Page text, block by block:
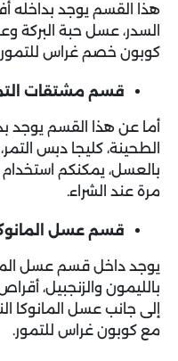
هذا القسم يوجد
السدر، عسل حبة البركة
كوبون خصم غراس للتمور
قسم مشتقات
أما عن هذا القسم يوجد
الطحينة، كليجا دبس
بالعسل، يمكنكم
مرة عند الشراء.
قسم عسل
يوجد داخل قسم عسل
بالليمون والزنجبيل،
إلى جانب عسل المانوكا
مع كوبون غراس للتمور.